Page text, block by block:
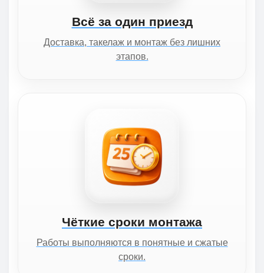
Всё за один приезд
Доставка, такелаж и монтаж без лишних
этапов.
Чёткие сроки монтажа
Работы выполняются в понятные и сжатые
сроки.